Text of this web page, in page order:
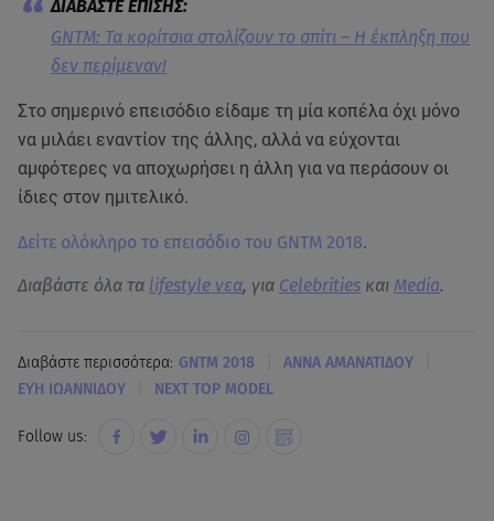
GNTM: Τα κορίτσια στολίζουν το σπίτι – Η έκπληξη που
δεν περίμεναν!
Στο σημερινό επεισόδιο είδαμε τη μία κοπέλα όχι μόνο
να μιλάει εναντίον της άλλης, αλλά να εύχονται
αμφότερες να αποχωρήσει η άλλη για να περάσουν οι
ίδιες στον ημιτελικό.
Δείτε ολόκληρο το επεισόδιο του GNTM 2018.
Διαβάστε όλα τα lifestyle νεα, για Celebrities και Media.
Διαβάστε περισσότερα: GNTM 2018 ΑΝΝΑ ΑΜΑΝΑΤΙΔΟΥ
ΕΥΗ ΙΩΑΝΝΙΔΟΥ NEXT TOP MODEL
Follow us: